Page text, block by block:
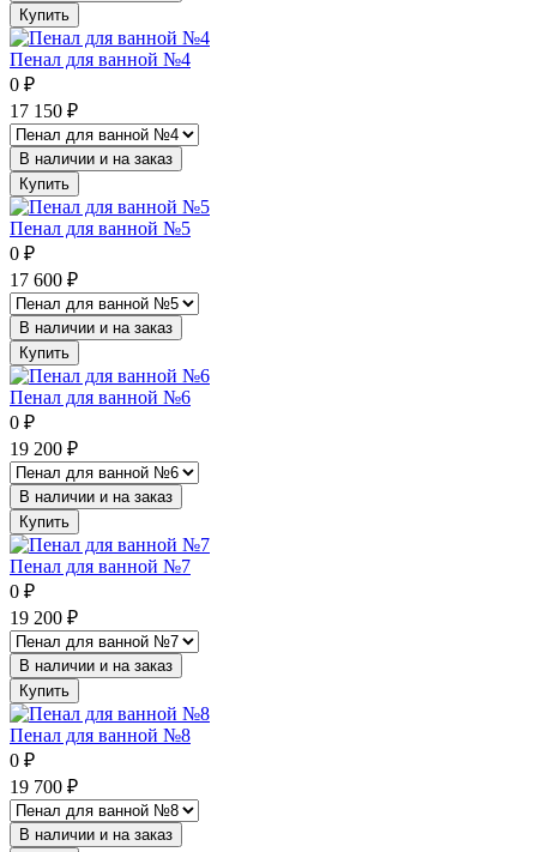
Купить
Пенал для ванной №4
0 ₽
17 150 ₽
В наличии и на заказ
Купить
Пенал для ванной №5
0 ₽
17 600 ₽
В наличии и на заказ
Купить
Пенал для ванной №6
0 ₽
19 200 ₽
В наличии и на заказ
Купить
Пенал для ванной №7
0 ₽
19 200 ₽
В наличии и на заказ
Купить
Пенал для ванной №8
0 ₽
19 700 ₽
В наличии и на заказ